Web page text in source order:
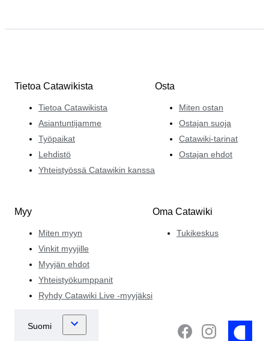
Tietoa Catawikista
Tietoa Catawikista
Asiantuntijamme
Työpaikat
Lehdistö
Yhteistyössä Catawikin kanssa
Osta
Miten ostan
Ostajan suoja
Catawiki-tarinat
Ostajan ehdot
Myy
Miten myyn
Vinkit myyjille
Myyjän ehdot
Yhteistyökumppanit
Ryhdy Catawiki Live -myyjäksi
Oma Catawiki
Tukikeskus